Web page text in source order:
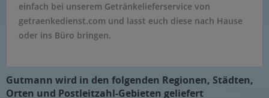
einfach bei unserem Getränkelieferservice von
getraenkedienst.com und lasst euch diese nach Hause
oder ins Büro bringen.
Gutmann wird in den folgenden Regionen, Städten,
Orten und Postleitzahl-Gebieten geliefert